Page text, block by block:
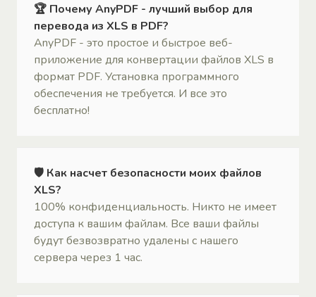
🏆 Почему AnyPDF - лучший выбор для
перевода из XLS в PDF?
AnyPDF - это простое и быстрое веб-
приложение для конвертации файлов XLS в
формат PDF. Установка программного
обеспечения не требуется. И все это
бесплатно!
🛡 Как насчет безопасности моих файлов
XLS?
100% конфиденциальность. Никто не имеет
доступа к вашим файлам. Все ваши файлы
будут безвозвратно удалены с нашего
сервера через 1 час.